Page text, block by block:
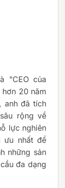
"CEO của
hơn 20 năm
anh đã tích
rộng về
lực nghiên
ưu nhất để
những sản
đa dạng